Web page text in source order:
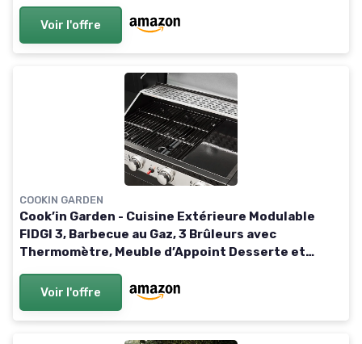
Voir l'offre
COOKIN GARDEN
Cook’in Garden - Cuisine Extérieure Modulable
FIDGI 3, Barbecue au Gaz, 3 Brûleurs avec
Thermomètre, Meuble d’Appoint Desserte et
Voir l'offre